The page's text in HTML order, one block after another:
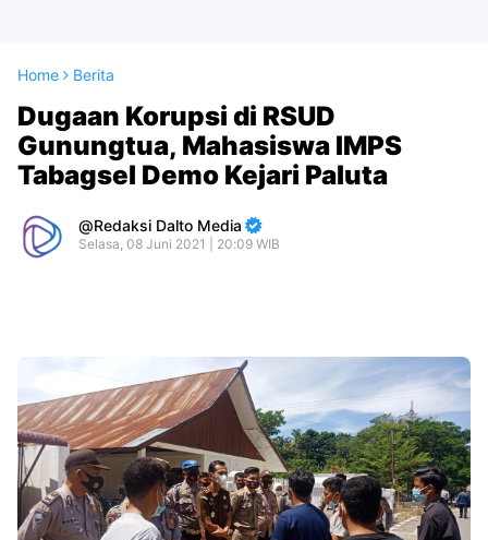
Home Berita
Dugaan Korupsi di RSUD
Gunungtua, Mahasiswa IMPS
Tabagsel Demo Kejari Paluta
Redaksi Dalto Media
Selasa, 08 Juni 2021 | 20:09 WIB